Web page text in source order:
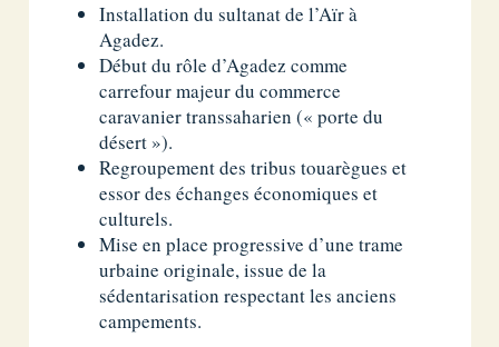
Installation du sultanat de l’Aïr à
Agadez.
Début du rôle d’Agadez comme
carrefour majeur du commerce
caravanier transsaharien (« porte du
désert »).
Regroupement des tribus touarègues et
essor des échanges économiques et
culturels.
Mise en place progressive d’une trame
urbaine originale, issue de la
sédentarisation respectant les anciens
campements.